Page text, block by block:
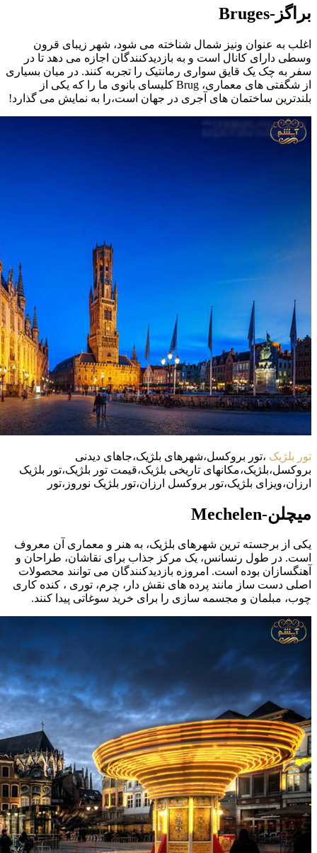
براگز-Bruges
اغلب به عنوان ونیز شمال شناخته می شود، شهر زیبای قرون
وسطی دارای کانال است و به بازدیدکنندگان اجازه می دهد تا در
سفر به چک یک قایق سواری رمانتیک را تجربه کنند. در میان بسیاری
از شگفتی های معماری، Brug کلیسای بانوی ما را که یکی از
بلندترین ساختمان های آجری در جهان است،را به نمایش می گذارد!
تور بلژیک ،تور بروکسل،شهرهای بلژیک،جاهای دیدنی
بروکسل،بلژیک،مکانهای تاریخی بلژیک،قیمت تور بلژیک،تور بلژیک
ارزان،ویزای بلژیک،تور بروکسل ارزان،تور بلژیک نوروز،تور
میچلن-Mechelen
یکی از برجسته ترین شهرهای بلژیک، به هنر و معماری آن معروف
است. در طول رنسانس، یک مرکز جذاب برای نقاشان، طراحان و
آهنگسازان بوده است. امروزه بازدیدکنندگان می توانند محصولات
اصلی دست ساز مانند پرده های نقش دار، چرم، توری ، کنده کاری
چوب، مبلمان و مجسمه سازی را برای خرید سوغاتی پیدا کنند.